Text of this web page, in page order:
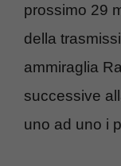
prossimo 29
della
ammiraglia
successive
uno ad uno i